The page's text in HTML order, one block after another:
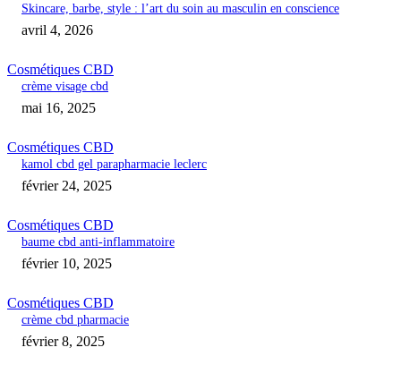
Skincare, barbe, style : l’art du soin au masculin en conscience
avril 4, 2026
Cosmétiques CBD
crème visage cbd
mai 16, 2025
Cosmétiques CBD
kamol cbd gel parapharmacie leclerc
février 24, 2025
Cosmétiques CBD
baume cbd anti-inflammatoire
février 10, 2025
Cosmétiques CBD
crème cbd pharmacie
février 8, 2025